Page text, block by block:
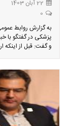
22 آبان 1403
0
به گزارش روابط
پزشکی در گفتگو با
و گفت: قبل از اینکه